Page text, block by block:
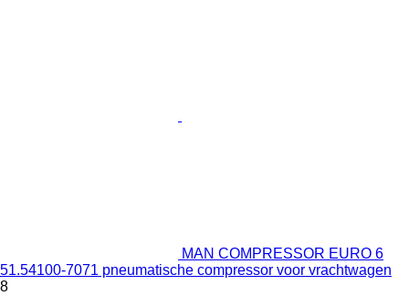
MAN COMPRESSOR EURO 6
51.54100-7071 pneumatische compressor voor vrachtwagen
8